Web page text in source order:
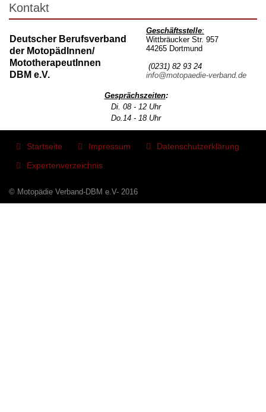
Kontakt
Deutscher Berufsverband
der MotopädInnen/
MototherapeutInnen
DBM e.V.
Geschäftsstelle:
Wittbräucker Str. 957
44265 Dortmund
(0231) 82 93 24
info@motopaedie-verband.de
Gesprächszeiten:
Di. 08 - 12 Uhr
Do.14 - 18 Uhr
Startseite Impressum Datenschutzerklärung
Expertenverzeichnis
© Motopädie Verband-DBM e.V- 2016